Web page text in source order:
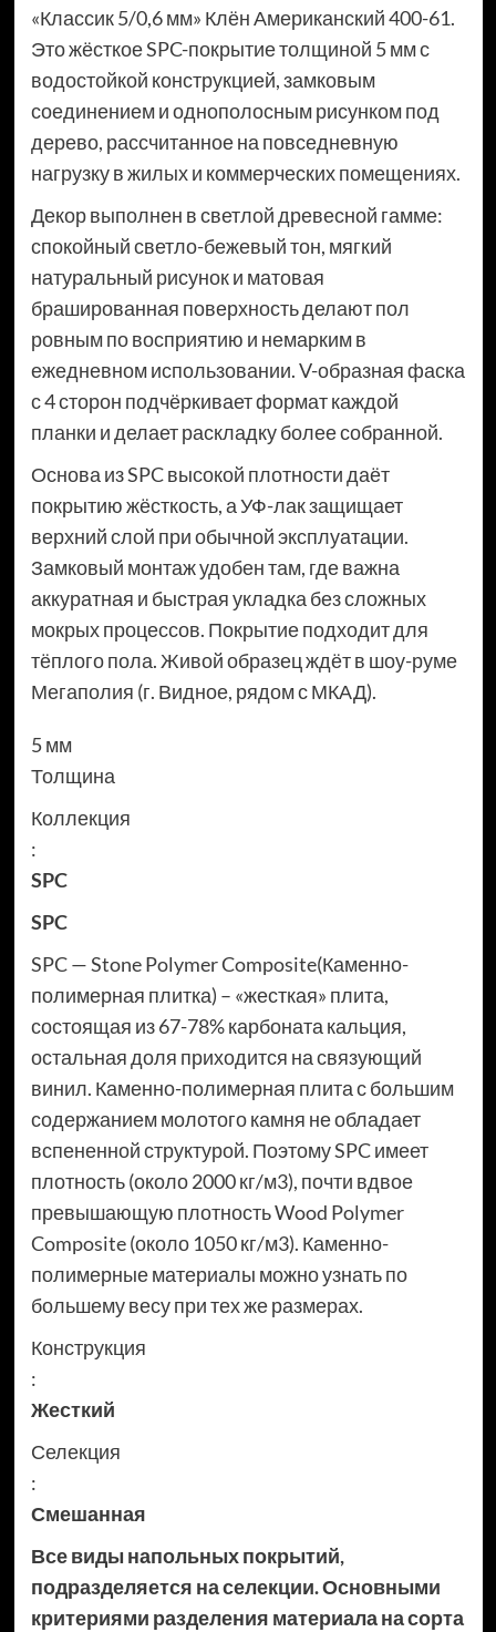
«Классик 5/0,6 мм» Клён Американский 400-61.
Это жёсткое SPC-покрытие толщиной 5 мм с
водостойкой конструкцией, замковым
соединением и однополосным рисунком под
дерево, рассчитанное на повседневную
нагрузку в жилых и коммерческих помещениях.
Декор выполнен в светлой древесной гамме:
спокойный светло-бежевый тон, мягкий
натуральный рисунок и матовая
брашированная поверхность делают пол
ровным по восприятию и немарким в
ежедневном использовании. V-образная фаска
с 4 сторон подчёркивает формат каждой
планки и делает раскладку более собранной.
Основа из SPC высокой плотности даёт
покрытию жёсткость, а УФ-лак защищает
верхний слой при обычной эксплуатации.
Замковый монтаж удобен там, где важна
аккуратная и быстрая укладка без сложных
мокрых процессов. Покрытие подходит для
тёплого пола. Живой образец ждёт в шоу-руме
Мегаполия (г. Видное, рядом с МКАД).
5 мм
Толщина
Коллекция
:
SPC
SPC
SPC — Stone Polymer Composite(Каменно-
полимерная плитка) – «жесткая» плита,
состоящая из 67-78% карбоната кальция,
остальная доля приходится на связующий
винил. Каменно-полимерная плита с большим
содержанием молотого камня не обладает
вспененной структурой. Поэтому SPC имеет
плотность (около 2000 кг/м3), почти вдвое
превышающую плотность Wood Polymer
Composite (около 1050 кг/м3). Каменно-
полимерные материалы можно узнать по
большему весу при тех же размерах.
Конструкция
:
Жесткий
Селекция
:
Смешанная
Все виды напольных покрытий,
подразделяется на селекции. Основными
критериями разделения материала на сорта